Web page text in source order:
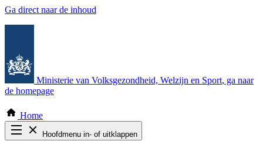
Ga direct naar de inhoud
Ministerie van Volksgezondheid, Welzijn en Sport, ga naar
de homepage
Home
Hoofdmenu in- of uitklappen